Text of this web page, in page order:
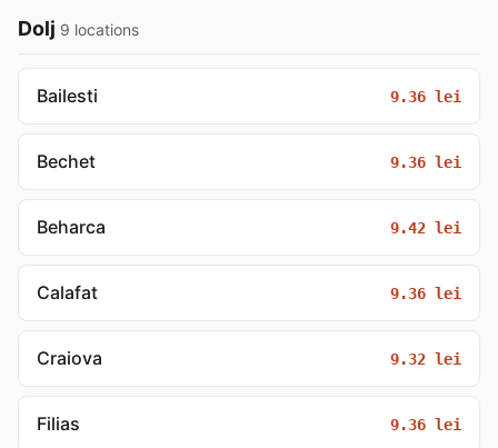
Dolj 9 locations
Bailesti 9.36 lei
Bechet 9.36 lei
Beharca 9.42 lei
Calafat 9.36 lei
Craiova 9.32 lei
Filias 9.36 lei